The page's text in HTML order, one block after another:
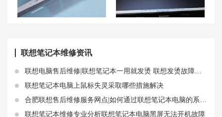
联想笔记本维修资讯
联想电脑售后维修|联想笔记本一用就发烫 联想发烫故障方案
联想笔记本电脑上鼠标失灵采取哪些措施解决
合肥联想售后维修服务网点|如何通过联想笔记本电脑的系统设置查询硬盘序列号
联想笔记本维修专业分析联想笔记本电脑黑屏无法开机故障